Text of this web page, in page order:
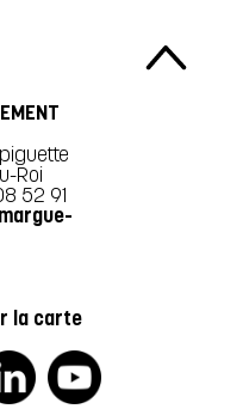
Roi
52 91
la carte